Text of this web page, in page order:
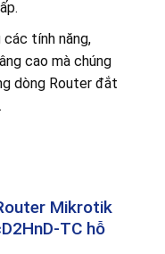
tính năng,
cao mà chúng
dòng Router đắt
Mikrotik
TC hỗ